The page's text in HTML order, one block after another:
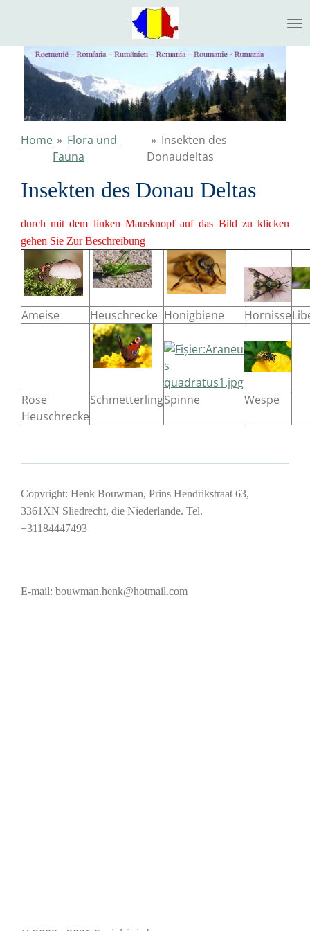
naar
hoofdinhoud
Home » Flora und
Fauna
» Insekten des
Donaudeltas
Insekten des Donau Deltas
durch mit dem linken Mausknopf auf das Bild zu klicken
gehen Sie Zur Beschreibung
Ameise Heuschrecke Honigbiene Hornisse
Rose
Heuschrecke
SchmetterlingSpinne Wespe
Copyright: Henk Bouwman, Prins Hendrikstraat 63,
3361XN Sliedrecht, die Niederlande. Tel.
+31184447493
E-mail: bouwman.henk@hotmail.com